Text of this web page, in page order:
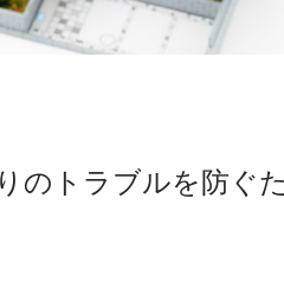
のトラブルを防ぐた